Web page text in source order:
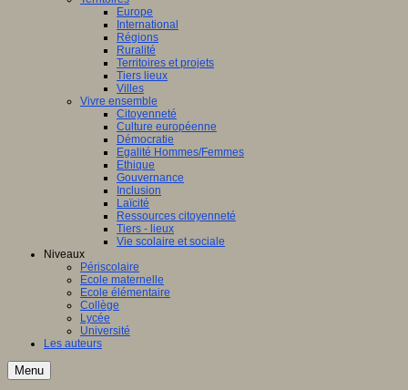
Europe
International
Régions
Ruralité
Territoires et projets
Tiers lieux
Villes
Vivre ensemble
Citoyenneté
Culture européenne
Démocratie
Egalité Hommes/Femmes
Ethique
Gouvernance
Inclusion
Laïcité
Ressources citoyenneté
Tiers - lieux
Vie scolaire et sociale
Niveaux
Périscolaire
Ecole maternelle
Ecole élémentaire
Collège
Lycée
Université
Les auteurs
Menu